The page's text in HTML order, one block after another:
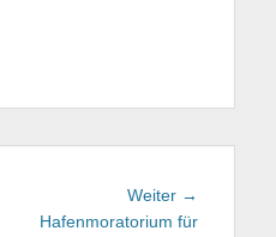
Weiter →
Hafenmoratorium für